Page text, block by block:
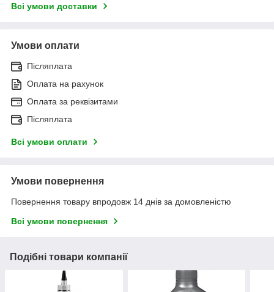
Всі умови доставки
Умови оплати
Післяплата
Оплата на рахунок
Оплата за реквізитами
Післяплата
Всі умови оплати
Умови повернення
Повернення товару впродовж 14 днів за домовленістю
Всі умови повернення
Подібні товари компанії